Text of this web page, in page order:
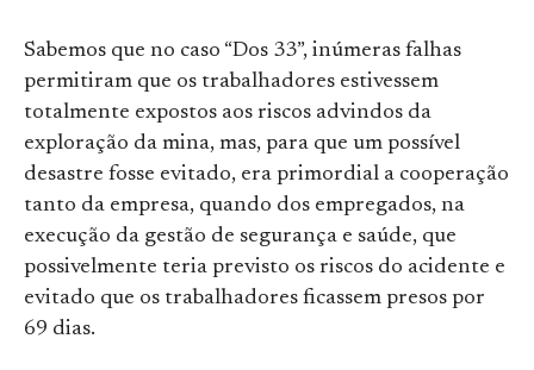
Sabemos que no caso “Dos 33”, inúmeras falhas
permitiram que os trabalhadores estivessem
totalmente expostos aos riscos advindos da
exploração da mina, mas, para que um possível
desastre fosse evitado, era primordial a cooperação
tanto da empresa, quando dos empregados, na
execução da gestão de segurança e saúde, que
possivelmente teria previsto os riscos do acidente e
evitado que os trabalhadores ficassem presos por
69 dias.